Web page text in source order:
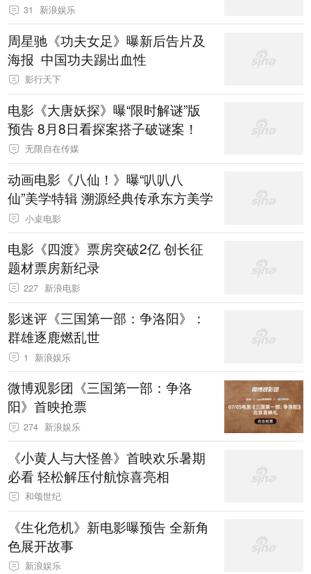
31 新浪娱乐
周星驰《功夫女足》曝新后告片及
海报 中国功夫踢出血性
影行天下
电影《大唐妖探》曝“限时解谜”版
预告 8月8日看探案搭子破谜案！
无限自在传媒
动画电影《八仙！》曝“叭叭八
仙”美学特辑 溯源经典传承东方美学
小桌电影
电影《四渡》票房突破2亿 创长征
题材票房新纪录
227 新浪电影
影迷评《三国第一部：争洛阳》：
群雄逐鹿燃乱世
1 新浪娱乐
微博观影团《三国第一部：争洛
阳》首映抢票
274 新浪娱乐
《小黄人与大怪兽》首映欢乐暑期
必看 轻松解压付航惊喜亮相
和颂世纪
《生化危机》新电影曝预告 全新角
色展开故事
新浪娱乐